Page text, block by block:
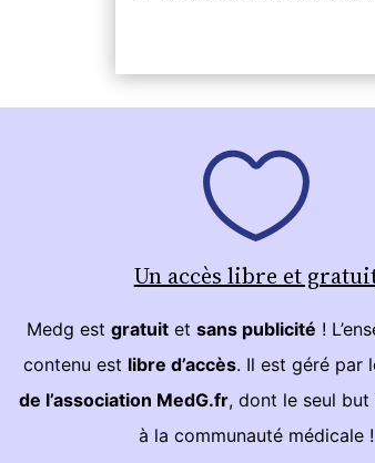
Un accès libre et
Medg estgratuit etsans publicité !
contenu est libre d’accès. Il est géré par
de l’association MedG.fr, dont le seul but
à la communauté médicale !